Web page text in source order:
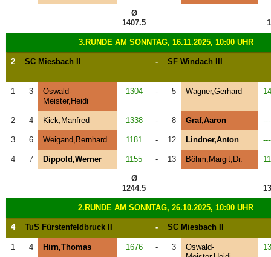
Ø
1407.5
3.RUNDE AM SONNTAG, 16.11.2025, 10:00 UHR
2 SC Miesbach II - SF Windach III
1 3
Oswald-
Meister,Heidi
1304 - 5 Wagner,Gerhard
2 4 Kick,Manfred 1338 - 8 Graf,Aaron
3 6 Weigand,Bernhard 1181 - 12 Lindner,Anton
4 7 Dippold,Werner 1155 - 13 Böhm,Margit,Dr.
Ø
1244.5
2.RUNDE AM SONNTAG, 26.10.2025, 10:00 UHR
4 TuS Fürstenfeldbruck II - SC Miesbach II
1 4 Hirn,Thomas 1676 - 3
Oswald-